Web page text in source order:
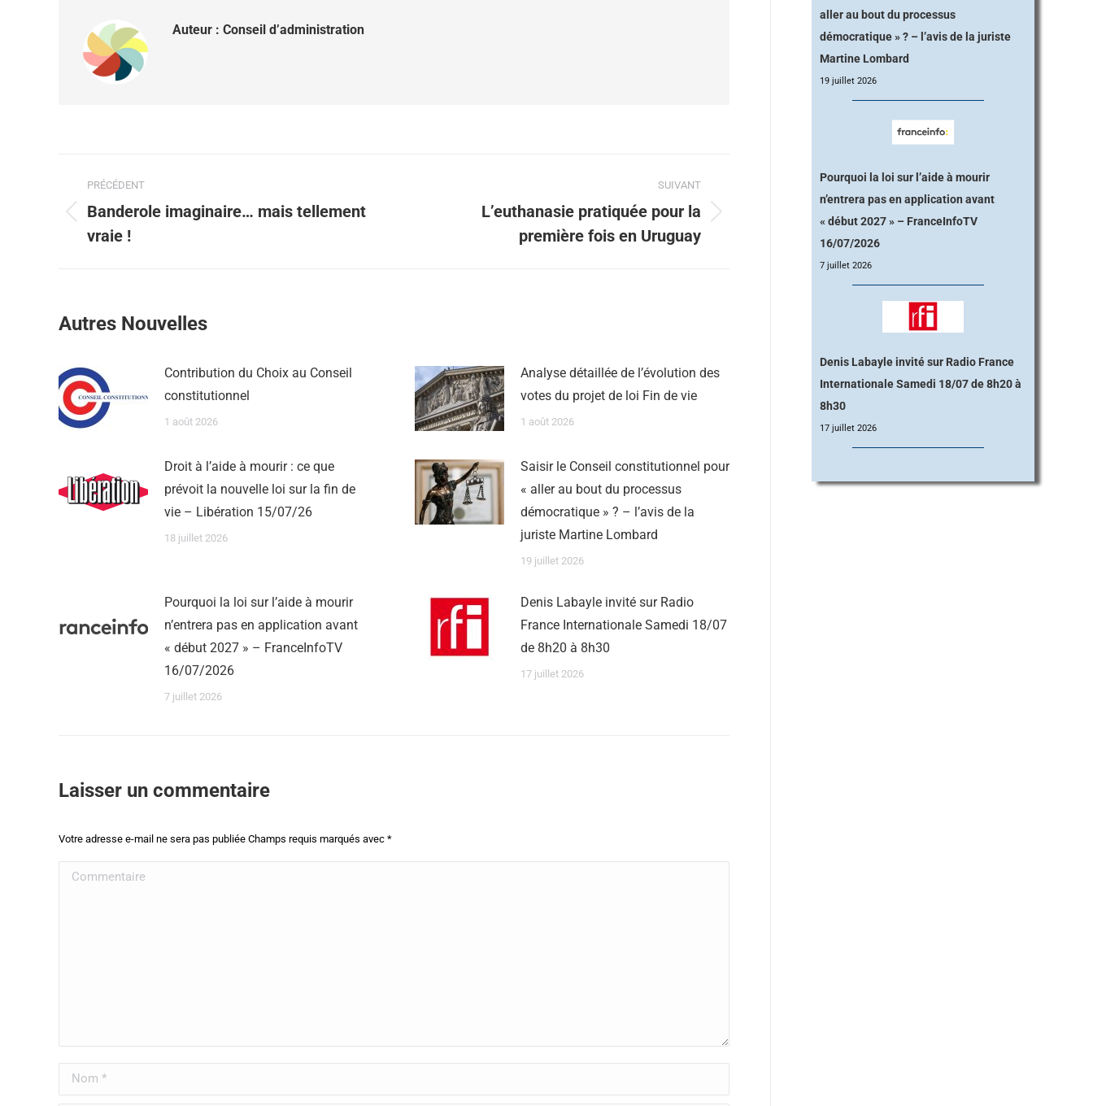
Auteur : Conseil d’administration
PRÉCÉDENT
Banderole imaginaire… mais tellement
vraie !
SUIVANT
L’euthanasie pratiquée pour la
première fois en Uruguay
Autres Nouvelles
Contribution du Choix au Conseil
constitutionnel
1 août 2026
Analyse détaillée de l’évolution des
votes du projet de loi Fin de vie
1 août 2026
Droit à l’aide à mourir : ce que
prévoit la nouvelle loi sur la fin de
vie – Libération 15/07/26
18 juillet 2026
Saisir le Conseil constitutionnel pour
« aller au bout du processus
démocratique » ? – l’avis de la
juriste Martine Lombard
19 juillet 2026
Pourquoi la loi sur l’aide à mourir
n’entrera pas en application avant
« début 2027 » – FranceInfoTV
16/07/2026
7 juillet 2026
Denis Labayle invité sur Radio
France Internationale Samedi 18/07
de 8h20 à 8h30
17 juillet 2026
Laisser un commentaire
Votre adresse e-mail ne sera pas publiée Champs requis marqués avec *
Commentaire
Nom *
aller au bout du processus
démocratique » ? – l’avis de la juriste
Martine Lombard
19 juillet 2026
Pourquoi la loi sur l’aide à mourir
n’entrera pas en application avant
« début 2027 » – FranceInfoTV
16/07/2026
7 juillet 2026
Denis Labayle invité sur Radio France
Internationale Samedi 18/07 de 8h20 à
8h30
17 juillet 2026